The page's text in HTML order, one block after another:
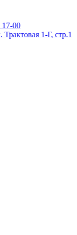
17-00
1-Г, стр.1